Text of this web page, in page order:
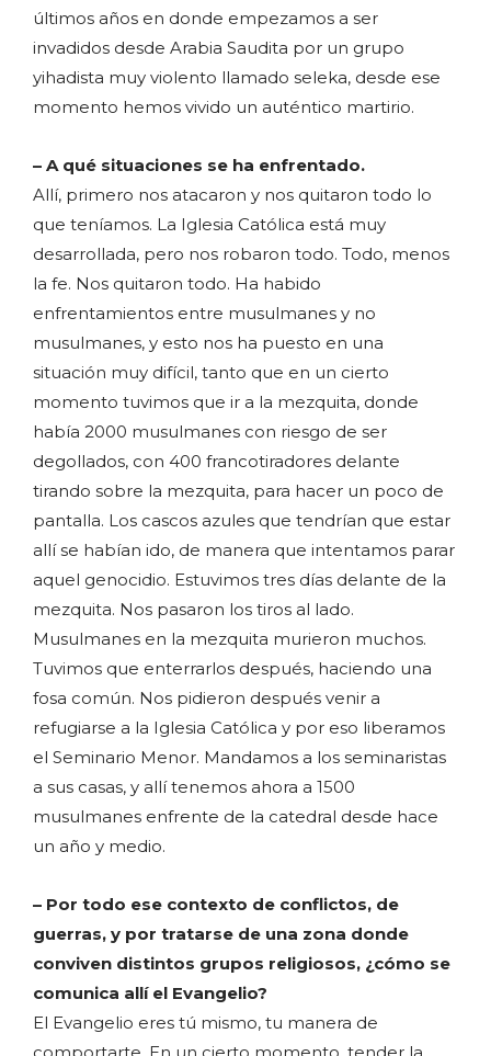
últimos años en donde empezamos a ser
invadidos desde Arabia Saudita por un grupo
yihadista muy violento llamado seleka, desde ese
momento hemos vivido un auténtico martirio.
– A qué situaciones se ha enfrentado.
Allí, primero nos atacaron y nos quitaron todo lo
que teníamos. La Iglesia Católica está muy
desarrollada, pero nos robaron todo. Todo, menos
la fe. Nos quitaron todo. Ha habido
enfrentamientos entre musulmanes y no
musulmanes, y esto nos ha puesto en una
situación muy difícil, tanto que en un cierto
momento tuvimos que ir a la mezquita, donde
había 2000 musulmanes con riesgo de ser
degollados, con 400 francotiradores delante
tirando sobre la mezquita, para hacer un poco de
pantalla. Los cascos azules que tendrían que estar
allí se habían ido, de manera que intentamos parar
aquel genocidio. Estuvimos tres días delante de la
mezquita. Nos pasaron los tiros al lado.
Musulmanes en la mezquita murieron muchos.
Tuvimos que enterrarlos después, haciendo una
fosa común. Nos pidieron después venir a
refugiarse a la Iglesia Católica y por eso liberamos
el Seminario Menor. Mandamos a los seminaristas
a sus casas, y allí tenemos ahora a 1500
musulmanes enfrente de la catedral desde hace
un año y medio.
– Por todo ese contexto de conflictos, de
guerras, y por tratarse de una zona donde
conviven distintos grupos religiosos, ¿cómo se
comunica allí el Evangelio?
El Evangelio eres tú mismo, tu manera de